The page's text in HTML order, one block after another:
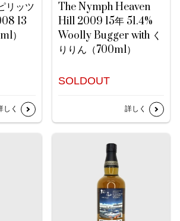
リッツ
13
）
しく
The Nymph Heaven
Hill 2009 15年 51.4%
Woolly Bugger with く
りりん（700ml）
SOLDOUT
詳しく